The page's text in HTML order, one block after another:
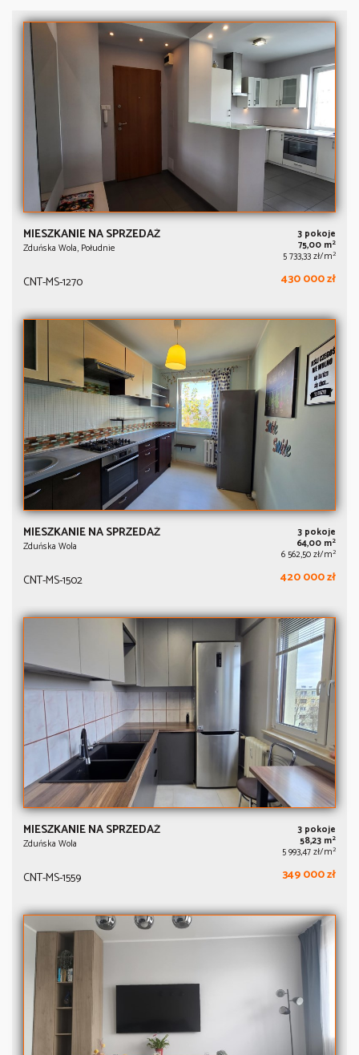
MIESZKANIE NA SPRZEDAŻ
Zduńska Wola, Południe
3 pokoje
75,00 m2
5 733,33 zł/m2
CNT-MS-1270 430 000 zł
MIESZKANIE NA SPRZEDAŻ
Zduńska Wola
3 pokoje
64,00 m2
6 562,50 zł/m2
CNT-MS-1502 420 000 zł
MIESZKANIE NA SPRZEDAŻ
Zduńska Wola
3 pokoje
58,23 m2
5 993,47 zł/m2
CNT-MS-1559 349 000 zł